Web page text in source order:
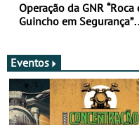
Operação da GNR “Roca
Guincho em Segurança”
Eventos